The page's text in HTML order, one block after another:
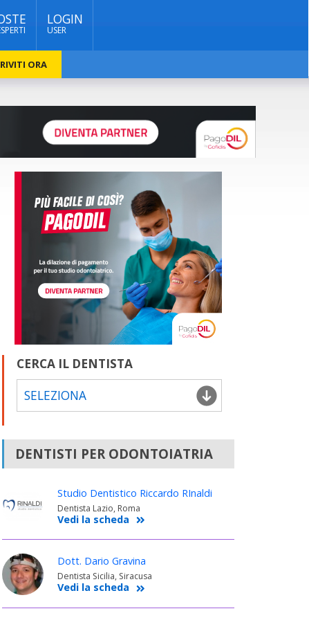
LOGIN
USER
ORA
CERCA IL DENTISTA
SELEZIONA
DENTISTI PER ODONTOIATRIA
Studio Dentistico Riccardo RInaldi
Dentista Lazio, Roma
Vedi la scheda
Dott. Dario Gravina
Dentista Sicilia, Siracusa
Vedi la scheda